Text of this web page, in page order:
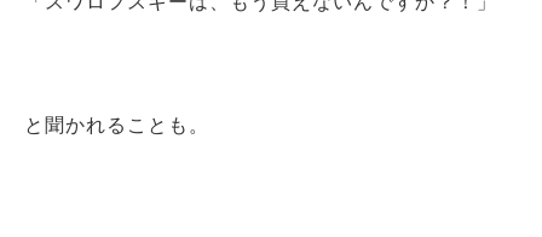
と聞かれることも。